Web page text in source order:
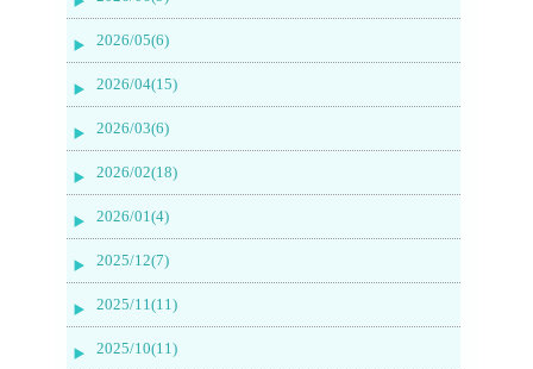
2026/05(6)
2026/04(15)
2026/03(6)
2026/02(18)
2026/01(4)
2025/12(7)
2025/11(11)
2025/10(11)